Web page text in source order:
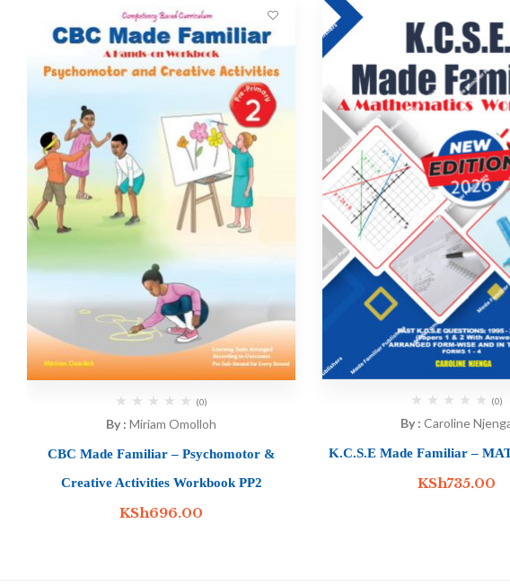
(0)
By : Miriam Omolloh
CBC Made Familiar – Psychomotor &
Creative Activities Workbook PP2
KSh696.00
(0)
By : Caroline
K.C.S.E Made Familiar –
KSh735.00